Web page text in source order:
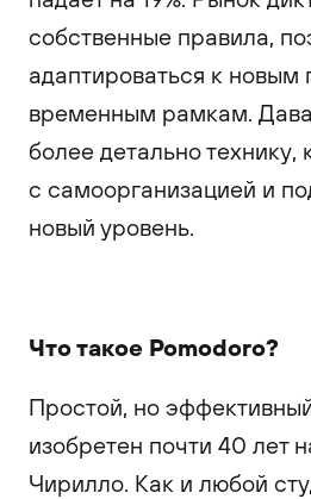
собственные правила,
адаптироваться к новым
временным рамкам.
более детально технику,
с самоорганизацией и
новый уровень.
Что такое Pomodoro?
Простой, но
изобретен почти 40 лет
Чирилло. Как и любой